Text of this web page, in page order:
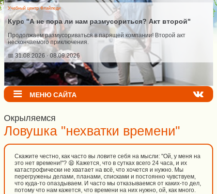
Учебный центр Флайледи
Курс "А не пора ли нам размусориться? Акт второй"
Продолжаем размусориваться в парящей компании! Второй акт
нескончаемого приключения.
📅 31.08.2026 - 08.09.2026
МЕНЮ САЙТА
Окрыляемся
Ловушка "нехватки времени"
Скажите честно, как часто вы ловите себя на мысли: "Ой, у меня на
это нет времени!"? 😫 Кажется, что в сутках всего 24 часа, и их
катастрофически не хватает на всё, что хочется и нужно. Мы
перегружены делами, планами, списками и постоянно чувствуем,
что куда-то опаздываем. И часто мы отказываемся от каких-то дел,
потому что нам кажется, что времени на них нужно, ой, как много.